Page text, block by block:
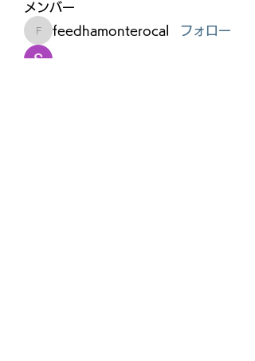
メンバー
feedhamonterocal
feedhamonterocal フォロー